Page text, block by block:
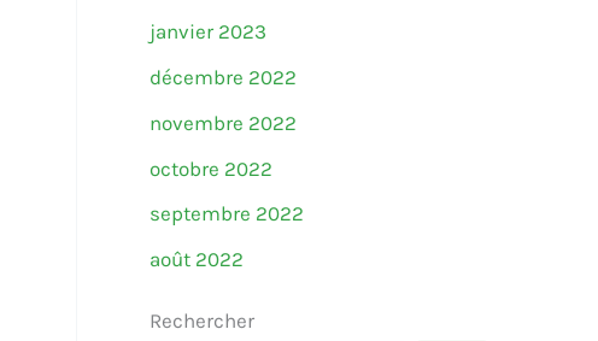
janvier 2023
décembre 2022
novembre 2022
octobre 2022
septembre 2022
août 2022
Rechercher